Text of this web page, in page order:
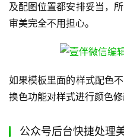
及配图位置都安排妥当，
审美完全不用担心。
如果模板里面的样式配色
换色功能对样式进行颜色修
公众号后台快捷处理